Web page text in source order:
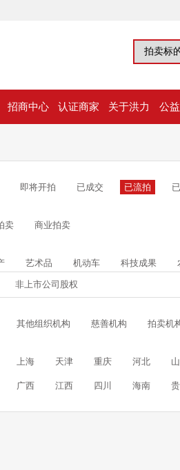
招商中心 认证商家 关于洪力 公
即将开拍 已成交 已流拍
卖 商业拍卖
艺术品 机动车 科技成果
非上市公司股权
其他组织机构 慈善机构 拍卖机
上海 天津 重庆 河北
广西 江西 四川 海南